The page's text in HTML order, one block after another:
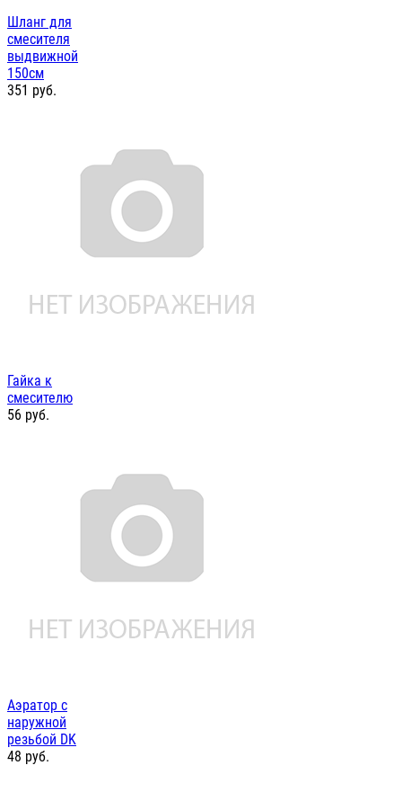
Шланг для
смесителя
выдвижной
150см
351 руб.
Гайка к
смесителю
56 руб.
Аэратор с
наружной
резьбой DK
48 руб.